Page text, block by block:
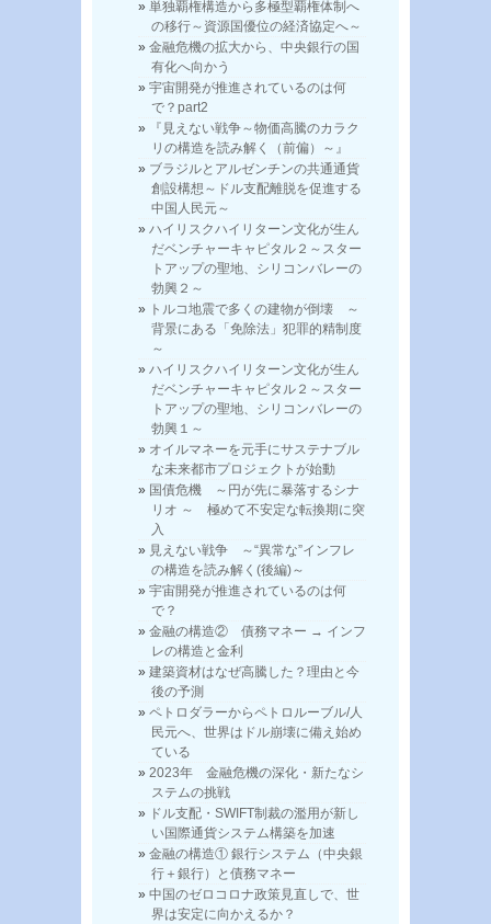
単独覇権構造から多極型覇権体制へ
の移行～資源国優位の経済協定へ～
金融危機の拡大から、中央銀行の国
有化へ向かう
宇宙開発が推進されているのは何
で？part2
『見えない戦争～物価高騰のカラク
リの構造を読み解く（前偏）～』
ブラジルとアルゼンチンの共通通貨
創設構想～ドル支配離脱を促進する
中国人民元～
ハイリスクハイリターン文化が生ん
だベンチャーキャピタル２～スター
トアップの聖地、シリコンバレーの
勃興２～
トルコ地震で多くの建物が倒壊 ～
背景にある「免除法」犯罪的精制度
～
ハイリスクハイリターン文化が生ん
だベンチャーキャピタル２～スター
トアップの聖地、シリコンバレーの
勃興１～
オイルマネーを元手にサステナブル
な未来都市プロジェクトが始動
国債危機 ～円が先に暴落するシナ
リオ ～ 極めて不安定な転換期に突
入
見えない戦争 ～“異常な”インフレ
の構造を読み解く(後編)～
宇宙開発が推進されているのは何
で？
金融の構造② 債務マネー → インフ
レの構造と金利
建築資材はなぜ高騰した？理由と今
後の予測
ペトロダラーからペトロルーブル/人
民元へ、世界はドル崩壊に備え始め
ている
2023年 金融危機の深化・新たなシ
ステムの挑戦
ドル支配・SWIFT制裁の濫用が新し
い国際通貨システム構築を加速
金融の構造① 銀行システム（中央銀
行＋銀行）と債務マネー
中国のゼロコロナ政策見直しで、世
界は安定に向かえるか？